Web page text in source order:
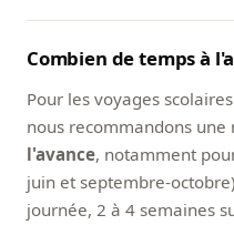
Combien de temps à
Pour les voyages
nous recommandons une
l'avance, notamment
juin et septembre-
journée, 2 à 4 semaines